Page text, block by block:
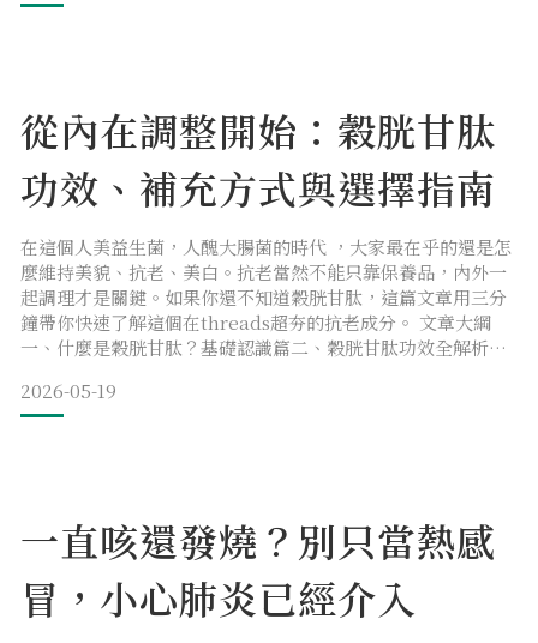
與時機建議五、白藜蘆醇副作用與使用禁忌六、什麼人不能吃
從內在調整開始：穀胱甘肽
功效、補充方式與選擇指南
在這個人美益生菌，人醜大腸菌的時代 ，大家最在乎的還是怎
麼維持美貌、抗老、美白。抗老當然不能只靠保養品，內外一
起調理才是關鍵。如果你還不知道穀胱甘肽，這篇文章用三分
鐘帶你快速了解這個在threads超夯的抗老成分。 文章大綱
一、什麼是穀胱甘肽？基礎認識篇二、穀胱甘肽功效全解析
胱甘肽怎麼吃最有效？時機與劑量六、穀胱甘肽不能跟什麼一
起吃？禁忌與注意事項七、特殊族群使用指南八、如何挑選高
2026-05-19
一直咳還發燒？別只當熱感
冒，小心肺炎已經介入